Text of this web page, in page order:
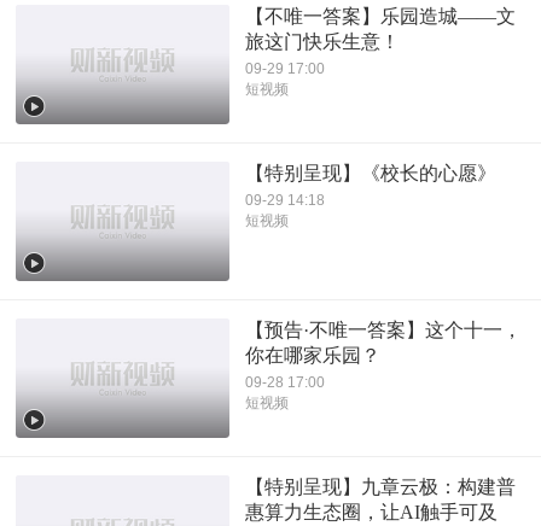
【不唯一答案】乐园造城——文
旅这门快乐生意！
09-29 17:00
短视频
【特别呈现】《校长的心愿》
09-29 14:18
短视频
【预告·不唯一答案】这个十一，
你在哪家乐园？
09-28 17:00
短视频
【特别呈现】九章云极：构建普
惠算力生态圈，让AI触手可及